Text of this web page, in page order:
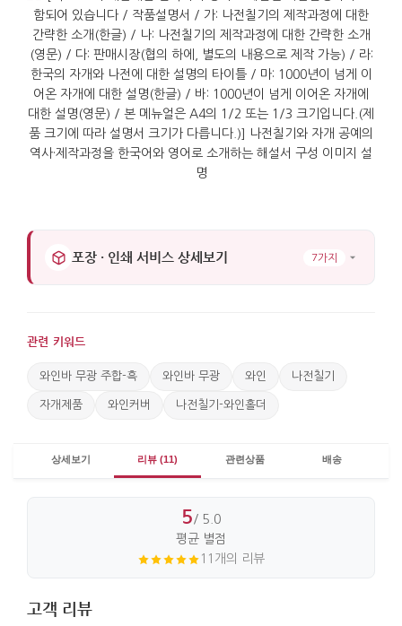
포장 · 인쇄 서비스 상세보기 7가지
관련 키워드
와인바 무광 주합-흑 와인바 무광 와인 나전칠기
자개제품 와인커버 나전칠기-와인홀더
상세보기 리뷰 (11) 관련상품 배송
5/ 5.0
평균 별점
11개의 리뷰
고객 리뷰